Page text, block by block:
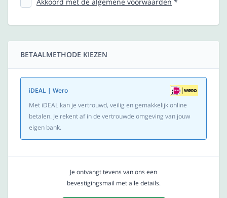
BETAALMETHODE KIEZEN
iDEAL | Wero
Met iDEAL kan je vertrouwd, veilig en gemakkelijk online
betalen. Je rekent af in de vertrouwde omgeving van jouw
eigen bank.
Je ontvangt tevens van ons een
bevestigingsmail met alle details.